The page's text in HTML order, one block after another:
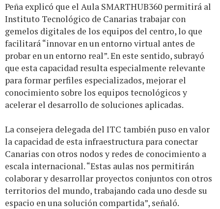
Peña explicó que el Aula SMARTHUB360 permitirá al
Instituto Tecnológico de Canarias trabajar con
gemelos digitales de los equipos del centro, lo que
facilitará “innovar en un entorno virtual antes de
probar en un entorno real”. En este sentido, subrayó
que esta capacidad resulta especialmente relevante
para formar perfiles especializados, mejorar el
conocimiento sobre los equipos tecnológicos y
acelerar el desarrollo de soluciones aplicadas.
La consejera delegada del ITC también puso en valor
la capacidad de esta infraestructura para conectar
Canarias con otros nodos y redes de conocimiento a
escala internacional. “Estas aulas nos permitirán
colaborar y desarrollar proyectos conjuntos con otros
territorios del mundo, trabajando cada uno desde su
espacio en una solución compartida”, señaló.